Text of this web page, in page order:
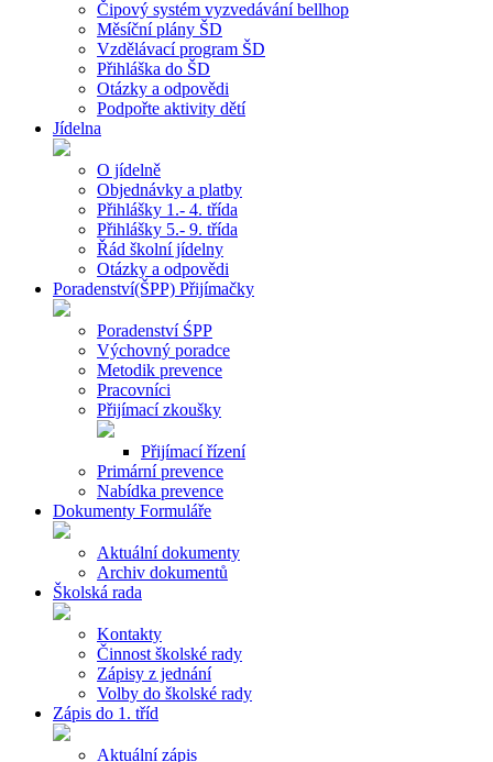
Čipový systém vyzvedávání bellhop
Měsíční plány ŠD
Vzdělávací program ŠD
Přihláška do ŠD
Otázky a odpovědi
Podpořte aktivity dětí
Jídelna
O jídelně
Objednávky a platby
Přihlášky 1.- 4. třída
Přihlášky 5.- 9. třída
Řád školní jídelny
Otázky a odpovědi
Poradenství(ŠPP) Přijímačky
Poradenství ŚPP
Výchovný poradce
Metodik prevence
Pracovníci
Přijímací zkoušky
Přijímací řízení
Primární prevence
Nabídka prevence
Dokumenty Formuláře
Aktuální dokumenty
Archiv dokumentů
Školská rada
Kontakty
Činnost školské rady
Zápisy z jednání
Volby do školské rady
Zápis do 1. tříd
Aktuální zápis